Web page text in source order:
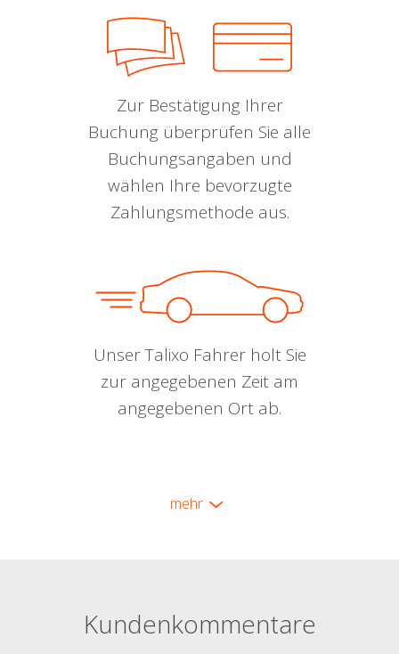
Zur Bestätigung Ihrer
Buchung überprüfen Sie alle
Buchungsangaben und
wählen Ihre bevorzugte
Zahlungsmethode aus.
Unser Talixo Fahrer holt Sie
zur angegebenen Zeit am
angegebenen Ort ab.
mehr
Kundenkommentare